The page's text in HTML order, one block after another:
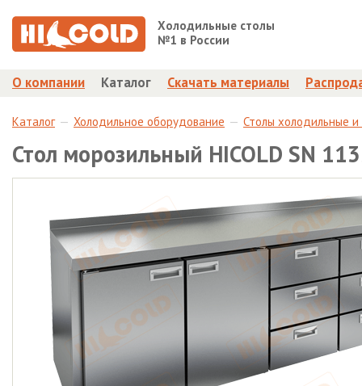
Холодильные столы
№1 в России
О компании Каталог Скачать материалы
Каталог Холодильное оборудование Столы холодильные
Стол морозильный HICOLD SN